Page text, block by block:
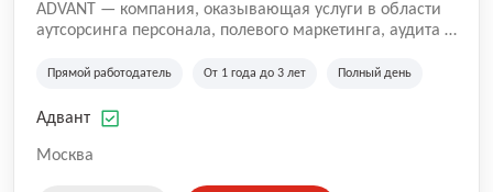
ADVANT — компания, оказывающая услуги в области
аутсорсинга персонала, полевого маркетинга, аудита и
региональных клиентов. Мы работаем на рынке с
Казахстана и Беларуси, сотрудничая с компаниями из
Прямой работодатель От 1 года до 3 лет Полный день
Адвант
Москва